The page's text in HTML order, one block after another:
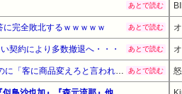
あとで読む
完全敗北するｗｗｗｗｗ あとで読む
契約により多数撤退へ・・・ あとで読む
【討論】テレビを買いに来た客が「不良品！」と怒鳴りつけに来た。異常ないのに「客に商品変えろと言われたら変えるのが常識！本社に電話する」と客。するとその帰り道 あとで読む